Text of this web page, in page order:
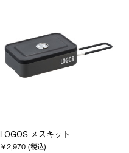
LOGOS メスキット
￥2,970 (税込)